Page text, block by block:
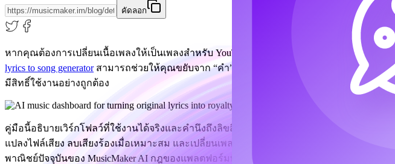
คัดลอก
หากคุณต้องการเปลี่ยนเนื้อเพลงให้เป็นเพลงสำหรับ YouTube, TikTok, พอดแคสต์, เกมอินดี้
lyrics to song generatorสามารถช่วยให้คุณขยับจาก “คำ” ไปสู่แทร็กที่เสร็จสมบูรณ์ได้เร็วขึ้น แต่
มีสิทธิ์ใช้งานอย่างถูกต้อง
คู่มือนี้อธิบายเวิร์กโฟลว์ที่ใช้งานได้จริงและคำนึงถึงลิขสิทธิ์ สำหรับการใช้ MusicMaker AI เพื่
แปลงไฟล์เสียง ลบเสียงร้องเมื่อเหมาะสม และเปลี่ยนเพลงที่เสร็จแล้วให้เป็นวิดีโอ นี่ไม่ใช่ค
พาณิชย์ปัจจุบันของ MusicMaker AI กฎของแพลตฟอร์มที่คุณจะเผยแพร่ และข้อกำหนดของลูกค้